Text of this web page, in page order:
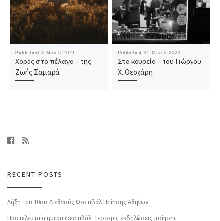
Published 3 March 2021
Χορός στο πέλαγο – της
Ζωής Σαμαρά
Published 31 March 2020
Στο κουρείο – του Γιώργου
Χ. Θεοχάρη
RECENT POSTS
Λήξη του 10ου Διεθνούς Φεστιβάλ Ποίησης Αθηνών
Προτελευταία ημέρα φεστιβάλ: Τέσσερις εκδηλώσεις ποίησης